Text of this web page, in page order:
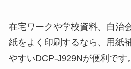
在宅ワークや学校資料、自治
紙をよく印刷するなら、用紙
やすいDCP-J929Nが便利です。